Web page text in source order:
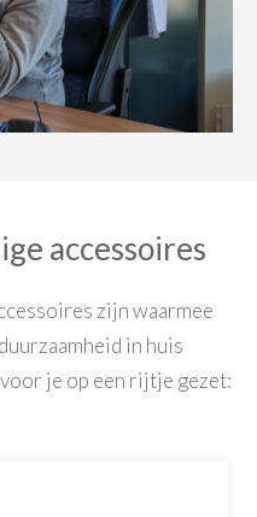
accessoires
zijn waarmee
in huis
je op een rijtje gezet: